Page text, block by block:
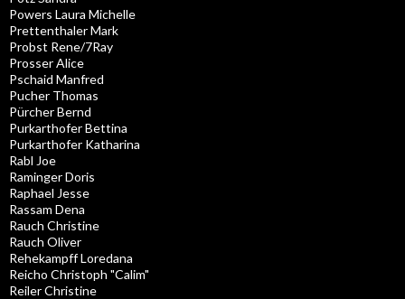
Powers Laura Michelle
Prettenthaler Mark
Probst Rene/7Ray
Prosser Alice
Pschaid Manfred
Pucher Thomas
Pürcher Bernd
Purkarthofer Bettina
Purkarthofer Katharina
Rabl Joe
Raminger Doris
Raphael Jesse
Rassam Dena
Rauch Christine
Rauch Oliver
Rehekampff Loredana
Reicho Christoph "Calim"
Reiler Christine